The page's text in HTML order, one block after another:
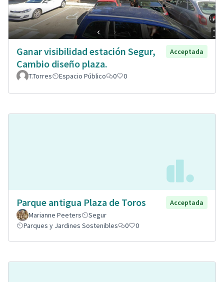
Ganar visibilidad estación Segur,
Cambio diseño plaza.
Acceptada
T.Torres Espacio Público 0 0
Parque antigua Plaza de Toros
Acceptada
Marianne Peeters
Segur
Parques y Jardines Sostenibles
0 0